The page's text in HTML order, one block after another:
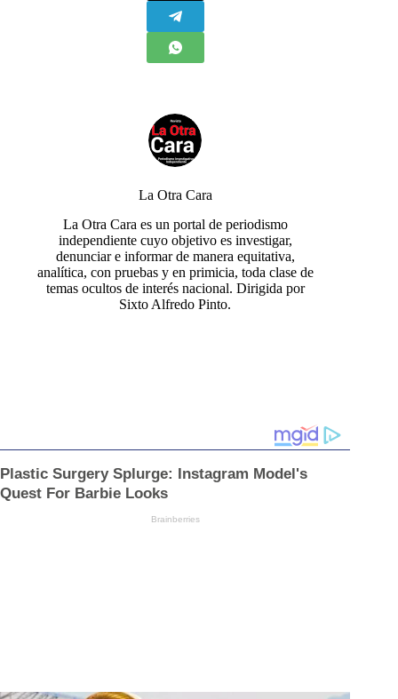
La Otra Cara
La Otra Cara es un portal de periodismo
independiente cuyo objetivo es investigar,
denunciar e informar de manera equitativa,
analítica, con pruebas y en primicia, toda clase de
temas ocultos de interés nacional. Dirigida por
Sixto Alfredo Pinto.